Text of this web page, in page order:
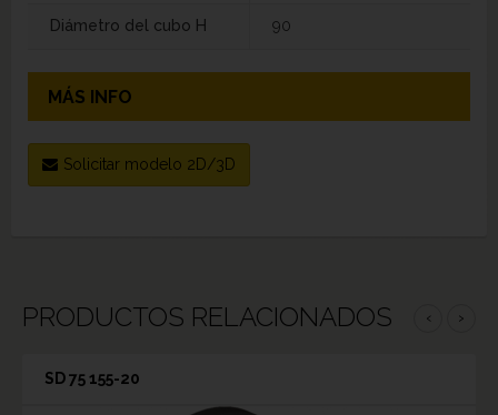
Diámetro del cubo H 90
MÁS INFO
Solicitar modelo 2D/3D
PRODUCTOS RELACIONADOS ‹ ›
SD 75 155-20